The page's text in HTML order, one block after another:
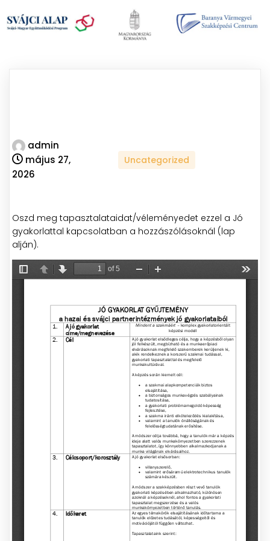
admin
május 27,
2026
Uncategorized
Oszd meg tapasztalataidat/véleményedet ezzel a Jó
gyakorlattal kapcsolatban a hozzászólásoknál (lap
alján).